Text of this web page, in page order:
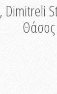
Dimitreli
Θάσος